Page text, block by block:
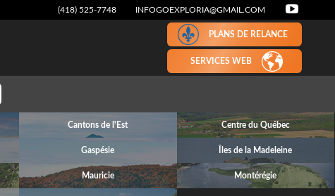
(418) 525-7748 INFOGOEXPLORIA@GMAIL.COM
PLANS DE RELANCE
SERVICES WEB
Cantons de l'Est Centre du Québec
Gaspésie Îles de la Madeleine
Mauricie Montérégie